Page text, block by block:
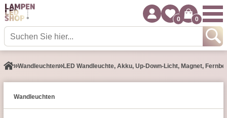
0 0
Wand­leuchten LED Wandleuchte, Akku, Up-Down-Licht, Magnet,
Wand­leuchten